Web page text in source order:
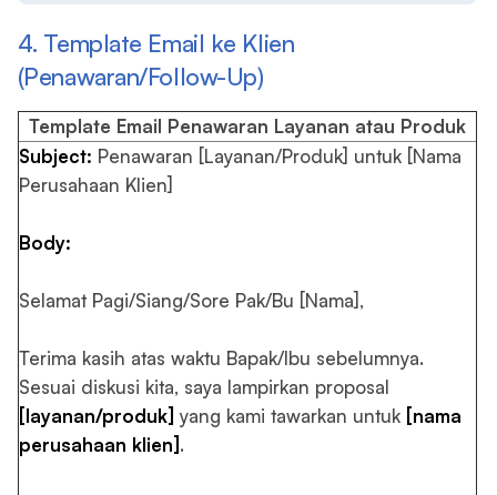
4. Template Email ke Klien
(Penawaran/Follow-Up)
Template Email Penawaran Layanan atau Produk
Subject: Penawaran [Layanan/Produk] untuk [Nama
Perusahaan Klien]
Body:
Selamat Pagi/Siang/Sore Pak/Bu [Nama],
Terima kasih atas waktu Bapak/Ibu sebelumnya.
Sesuai diskusi kita, saya lampirkan proposal
[layanan/produk] yang kami tawarkan untuk [nama
perusahaan klien].